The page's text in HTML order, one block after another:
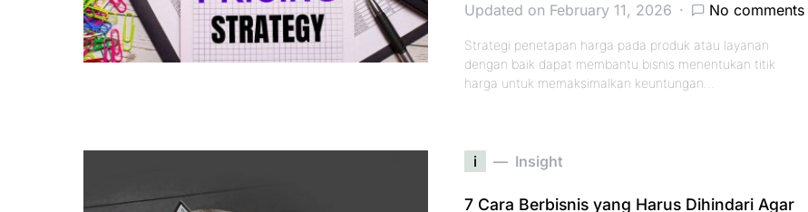
Updated on February 11, 2026
No comments
Strategi penetapan harga pada produk atau layanan
dengan baik dapat membantu bisnis menentukan titik
harga untuk memaksimalkan keuntungan…
i Insight
7 Cara Berbisnis yang Harus Dihindari Agar